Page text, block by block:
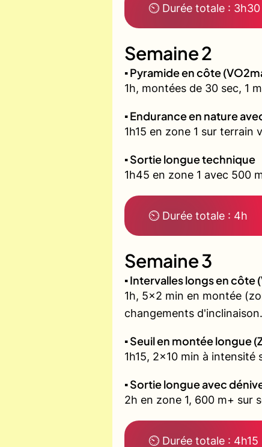
⏲ Durée totale : 3h30
Semaine 2
▪️ Pyramide en côte
1h, montées de 30 sec, 1
▪️ Endurance en nature
1h15 en zone 1 sur
▪️ Sortie longue technique
1h45 en zone 1 avec 500
⏲ Durée totale : 4h
Semaine 3
▪️ Intervalles longs en côte
1h, 5x2 min en montée
changements d'inclinaison.
▪️ Seuil en montée longue
1h15, 2x10 min à
▪️ Sortie longue avec
2h en zone 1, 600 m+ sur
⏲ Durée totale : 4h15